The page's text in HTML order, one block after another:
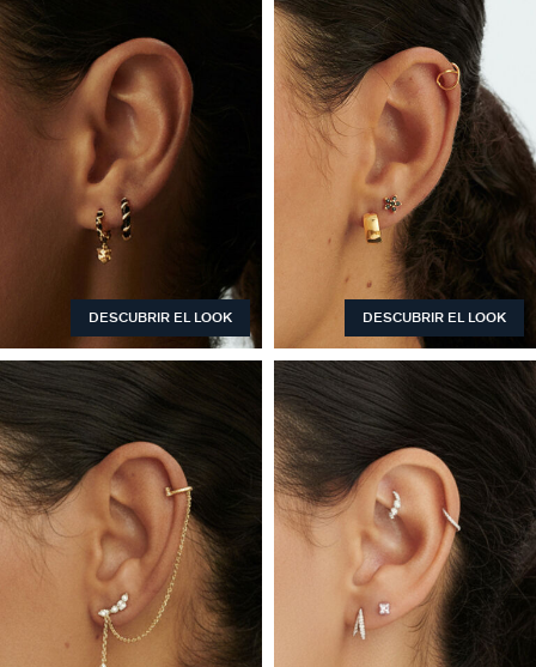
DESCUBRIR EL LOOK DESCUBRIR EL LOOK